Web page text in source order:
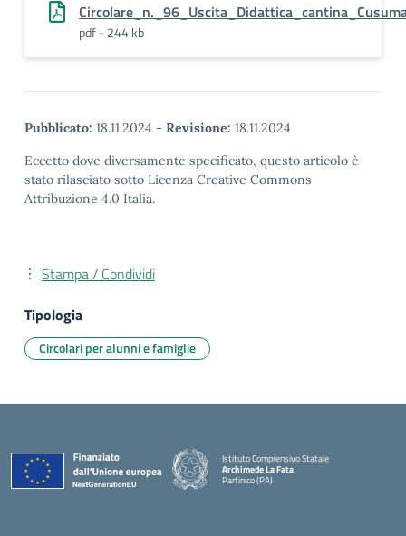
pdf - 244 kb
Pubblicato: 18.11.2024 - Revisione: 18.11.2024
Eccetto dove diversamente specificato, questo articolo è
stato rilasciato sotto Licenza Creative Commons
Attribuzione 4.0 Italia.
Stampa / Condividi
Tipologia
Circolari per alunni e famiglie
Istituto Comprensivo Statale
Archimede La Fata
Partinico (PA)